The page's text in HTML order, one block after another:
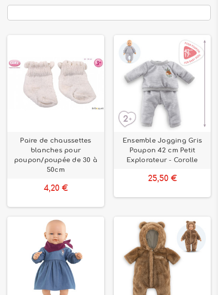
Paire de chaussettes
blanches pour
poupon/poupée de 30 à
50cm
4,20 €
Ensemble Jogging Gris
Poupon 42 cm Petit
Explorateur - Corolle
25,50 €